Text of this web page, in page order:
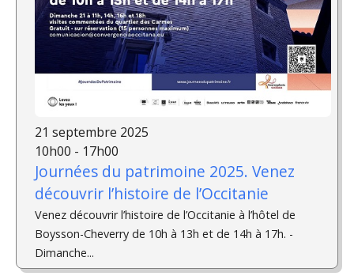
21 septembre 2025
10h00 - 17h00
Journées du patrimoine 2025. Venez
découvrir l’histoire de l’Occitanie
Venez découvrir l’histoire de l’Occitanie à l’hôtel de
Boysson-Cheverry de 10h à 13h et de 14h à 17h. ­
Dimanche...